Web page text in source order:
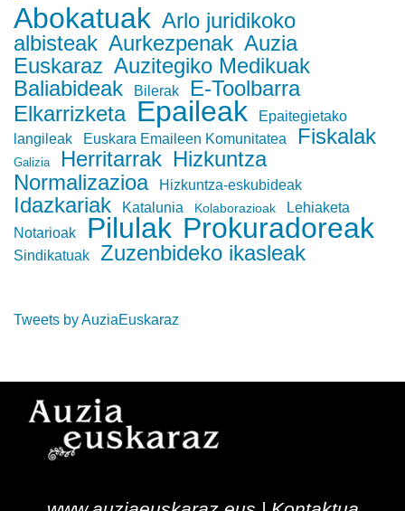
Abokatuak Arlo juridikoko
albisteak Aurkezpenak Auzia
Euskaraz Auzitegiko Medikuak
Baliabideak
Bilerak
E-Toolbarra
Elkarrizketa Epaileak
Epaitegietako
langileak
Euskara Emaileen Komunitatea Fiskalak
Galizia Herritarrak Hizkuntza
Normalizazioa
Hizkuntza-eskubideak
Idazkariak Katalunia Kolaborazioak
Lehiaketa
Notarioak
Pilulak Prokuradoreak
Sindikatuak Zuzenbideko ikasleak
Tweets by AuziaEuskaraz